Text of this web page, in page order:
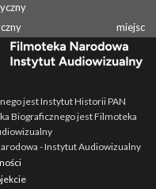
miejsc
jest Instytut Historii PAN
Biograficznego jest Filmoteka
- Instytut Audiowizualny